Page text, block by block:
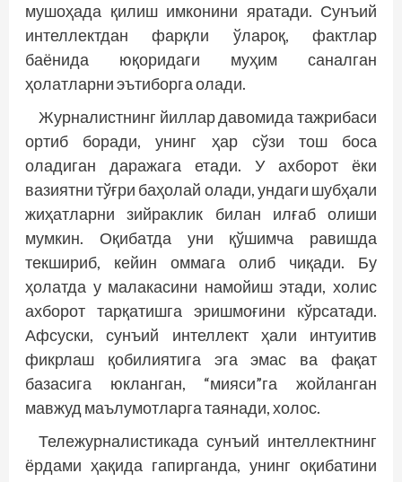
мушоҳада қилиш имконини яратади. Сунъий
интеллектдан фарқли ўлароқ, фактлар
баёнида юқоридаги муҳим саналган
ҳолатларни эътиборга олади.
Журналистнинг йиллар давомида тажрибаси
ортиб боради, унинг ҳар сўзи тош боса
оладиган даражага етади. У ахборот ёки
вазиятни тўғри баҳолай олади, ундаги шубҳали
жиҳатларни зийраклик билан илғаб олиши
мумкин. Оқибатда уни қўшимча равишда
текшириб, кейин оммага олиб чиқади. Бу
ҳолатда у малакасини намойиш этади, холис
ахборот тарқатишга эришмоғини кўрсатади.
Афсуски, сунъий интеллект ҳали интуитив
фикрлаш қобилиятига эга эмас ва фақат
базасига юкланган, “мияси”га жойланган
мавжуд маълумотларга таянади, холос.
Тележурналистикада сунъий интеллектнинг
ёрдами ҳақида гапирганда, унинг оқибатини